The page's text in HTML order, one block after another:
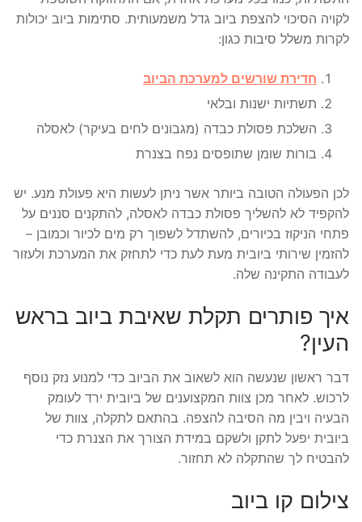
לקויה הסיכוי להצפת ביוב גדל משמעותית. סתימות ביוב יכולות
לקרות משלל סיבות כגון:
חדירת שורשים למערכת הביוב
תשתיות ישנות ובלאי
השלכת פסולת כבדה (מגבונים לחים בעיקר) לאסלה
בורות שומן שתופסים נפח בצנרת
לכן הפעולה הטובה ביותר אשר ניתן לעשות היא פעולת מנע. יש
להקפיד לא להשליך פסולת כבדה לאסלה, להתקנים סננים על
פתחי הניקוז בכיורים, להשתדל לשפוך רק מים לכיור וכמובן –
להזמין שירותי ביובית מעת לעת כדי לתחזק את המערכת ולעזור
לעבודה התקינה שלה.
איך פותרים תקלת שאיבת ביוב בראש
העין?
דבר ראשון שנעשה הוא לשאוב את הביוב כדי למנוע נזק נוסף
לרכוש. לאחר מכן צוות המקצוענים של ביובית ירד לעומק
הבעיה ויבין מה הסיבה להצפה. בהתאם לתקלה, צוות של
ביובית יפעל לתקן ולשקם במידת הצורך את הצנרת כדי
להבטיח לך שהתקלה לא תחזור.
צילום קו ביוב